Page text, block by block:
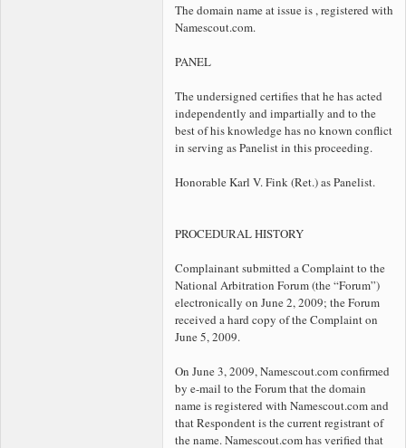
The domain name at issue is , registered with
Namescout.com.
PANEL
The undersigned certifies that he has acted
independently and impartially and to the
best of his knowledge has no known conflict
in serving as Panelist in this proceeding.
Honorable Karl V. Fink (Ret.) as Panelist.
PROCEDURAL HISTORY
Complainant submitted a Complaint to the
National Arbitration Forum (the “Forum”)
electronically on June 2, 2009; the Forum
received a hard copy of the Complaint on
June 5, 2009.
On June 3, 2009, Namescout.com confirmed
by e-mail to the Forum that thedomain
name is registered with Namescout.com and
that Respondent is the current registrant of
the name. Namescout.com has verified that